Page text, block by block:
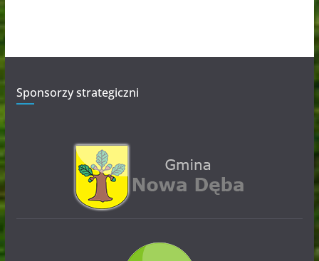
Sponsorzy strategiczni